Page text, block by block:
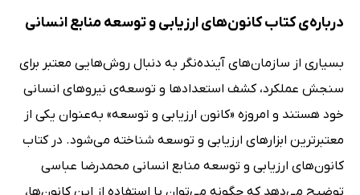
درباره‌ی کتاب کانون‌های ارزیابی و توسعه منابع انسانی
بسیاری از سازمان‌های آینده‌نگر به دنبال روش‌هایی معتبر برای
سنجش عملکرد، کشف استعدادها و توسعه‌ی نیروهای انسانی
خود هستند و امروزه «کانون ارزیابی و توسعه» به‌عنوان یکی از
معتبرترین ابزارهای ارزیابی و توسعه شناخته می‌شود. در کتاب
کانون‌های ارزیابی و توسعه منابع انسانی محمدرضا عباسی